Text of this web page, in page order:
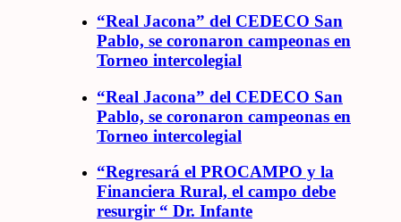
“Real Jacona” del CEDECO San
Pablo, se coronaron campeonas en
Torneo intercolegial
“Real Jacona” del CEDECO San
Pablo, se coronaron campeonas en
Torneo intercolegial
“Regresará el PROCAMPO y la
Financiera Rural, el campo debe
resurgir “ Dr. Infante